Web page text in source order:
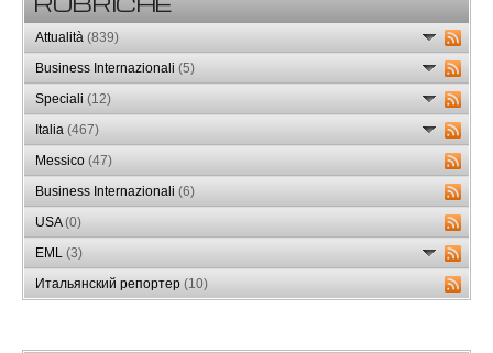
Attualità (839)
Business Internazionali (5)
Speciali (12)
Italia (467)
Messico (47)
Business Internazionali (6)
USA(0)
EML (3)
Итальянский репортер (10)